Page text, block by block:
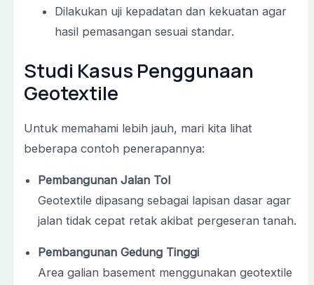
Dilakukan uji kepadatan dan kekuatan agar
hasil pemasangan sesuai standar.
Studi Kasus Penggunaan
Geotextile
Untuk memahami lebih jauh, mari kita lihat
beberapa contoh penerapannya:
Pembangunan Jalan Tol
Geotextile dipasang sebagai lapisan dasar agar
jalan tidak cepat retak akibat pergeseran tanah.
Pembangunan Gedung Tinggi
Area galian basement menggunakan geotextile